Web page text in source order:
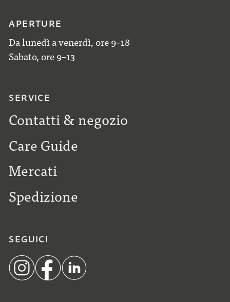
APERTURE
Da lunedì a venerdì, ore 9–18
Sabato, ore 9–13
SERVICE
Contatti & negozio
Care Guide
Mercati
Spedizione
SEGUICI